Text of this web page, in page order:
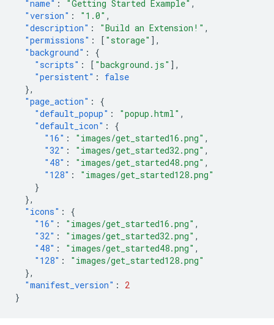
"name" : "Getting Started Example" ,
"version" : "1.0" ,
"description" : "Build an Extension!" ,
"permissions" : [ "storage" ],
"background" :
{
"scripts" : [ "background.js" ],
"persistent" :
false
},
"page_action" :
{
"default_popup" : "popup.html" ,
"default_icon" :
{
"16" : "images/get_started16.png" ,
"32" : "images/get_started32.png" ,
"48" : "images/get_started48.png" ,
"128" :
"images/get_started128.png"
}
},
"icons" :
{
"16" : "images/get_started16.png" ,
"32" : "images/get_started32.png" ,
"48" : "images/get_started48.png" ,
"128" :
"images/get_started128.png"
},
"manifest_version" :
2
}